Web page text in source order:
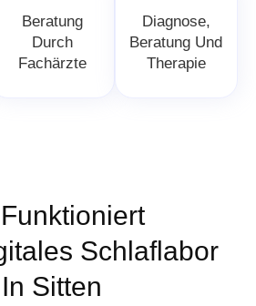
Beratung
Durch
Fachärzte
Diagnose,
Beratung Und
Therapie
Schlaflabor
In Sitten